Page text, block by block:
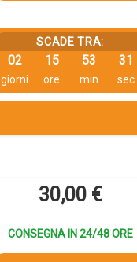
SCADE TRA:
02
giorni
15
ore
53
min
31
sec
30,00 €
CONSEGNA IN 24/48 ORE